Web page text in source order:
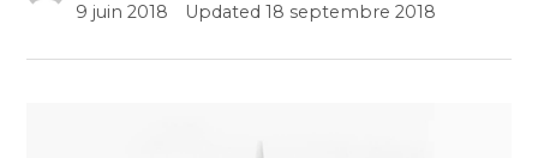
9 juin 2018
Updated18 septembre 2018